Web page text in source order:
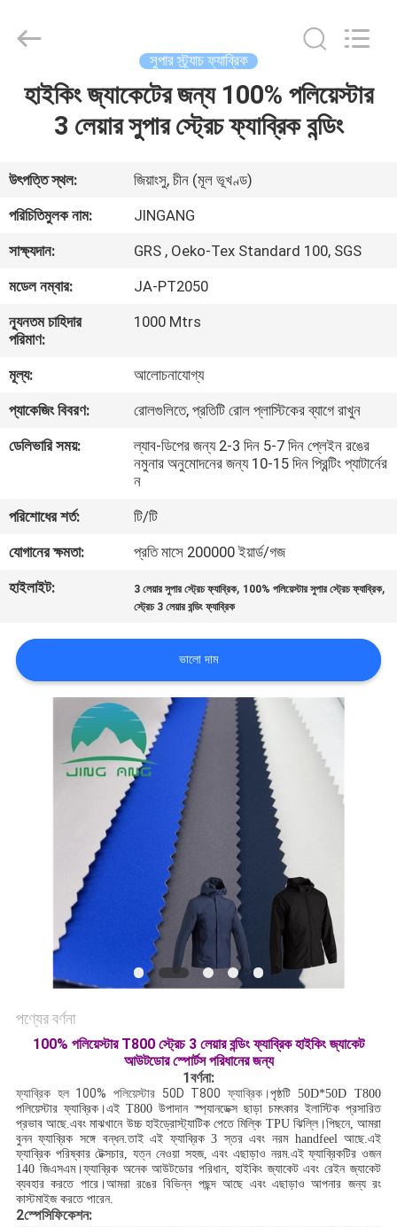
বাড়ি
আমাদের
সম্পর্কে
কারখানা
ভ্রমণ
মান
নিয়ন্ত্রণ
করুন
খবর
COMPANY
PRIVACY
POLICY
Textile
Co.,Ltd.
Reserved.
সুপার স্ট্র্যাচ ফ্যাব্রিক
হাইকিং জ্যাকেটের জন্য 100% পলিয়েস্টার
3 লেয়ার সুপার স্ট্রেচ ফ্যাব্রিক বন্ডিং
উৎপত্তি স্থল:
জিয়াংসু, চীন (মূল ভূখণ্ড)
পরিচিতিমুলক নাম:
JINGANG
সাক্ষ্যদান:
GRS , Oeko-Tex Standard 100, SGS
মডেল নম্বার:
JA-PT2050
ন্যূনতম চাহিদার
পরিমাণ:
1000 Mtrs
মূল্য:
আলোচনাযোগ্য
প্যাকেজিং বিবরণ:
রোলগুলিতে, প্রতিটি রোল প্লাস্টিকের ব্যাগে রাখুন
ডেলিভারি সময়:
ল্যাব-ডিপের জন্য 2-3 দিন 5-7 দিন প্লেইন রঙের
নমুনার অনুমোদনের জন্য 10-15 দিন প্রিন্টিং প্যাটার্নের
ন
পরিশোধের শর্ত:
টি/টি
যোগানের ক্ষমতা:
প্রতি মাসে 200000 ইয়ার্ড/গজ
হাইলাইট:
3 লেয়ার সুপার স্ট্রেচ ফ্যাব্রিক, 100% পলিয়েস্টার সুপার স্ট্রেচ ফ্যাব্রিক,
স্ট্রেচ 3 লেয়ার বন্ডিং ফ্যাব্রিক
ভালো দাম
পণ্যের বর্ণনা
100% পলিয়েস্টার T800 স্ট্রেচ 3 লেয়ার বন্ডিং ফ্যাব্রিক হাইকিং জ্যাকেট
আউটডোর স্পোর্টস পরিধানের জন্য
1বর্ণনা:
ফ্যাব্রিক হল 100% পলিয়েস্টার 50D T800 ফ্যাব্রিক। পৃষ্ঠটি 50D*50D T800
পলিয়েস্টার ফ্যাব্রিক।এই T800 উপাদান স্প্যানডেক্স ছাড়া চমৎকার ইলাস্টিক প্রসারিত
প্রভাব আছে.এবং মাঝখানে উচ্চ হাইড্রোস্ট্যাটিক পেতে মিল্কি TPU ঝিল্লি।পিছনে, আমরা
বুনন ফ্যাব্রিক সঙ্গে বন্ধন.তাই এই ফ্যাব্রিক 3 স্তর এবং নরম handfeel আছে.এই
ফ্যাব্রিক পরিষ্কার টেক্সচার, যত্ন নেওয়া সহজ, এবং এছাড়াও নরম.এই ফ্যাব্রিকটির ওজন
140 জিএসএম।ফ্যাব্রিক অনেক আউটডোর পরিধান, হাইকিং জ্যাকেট এবং রেইন জ্যাকেট
ব্যবহার করতে পারে।আমরা রঙের বিভিন্ন পছন্দ আছে এবং এছাড়াও আপনার জন্য রং
কাস্টমাইজ করতে পারেন.
2স্পেসিফিকেশন: